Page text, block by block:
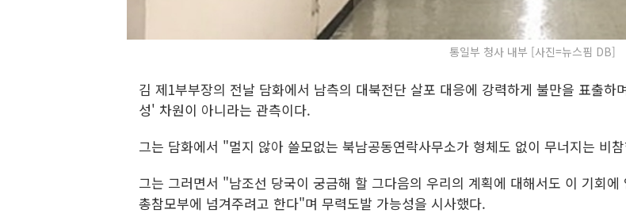
통일부 청사 내부 [사진=뉴스핌 DB]
김 제1부부장의 전날 담화에서 남측의 대북전단 살포 대응에 강력하게 불만을 표출
성' 차원이 아니라는 관측이다.
그는 담화에서 "멀지 않아 쓸모없는 북남공동연락사무소가 형체도 없이 무너지는 비
그는 그러면서 "남조선 당국이 궁금해 할 그다음의 우리의 계획에 대해서도 이 기회
총참모부에 넘겨주려고 한다"며 무력도발 가능성을 시사했다.